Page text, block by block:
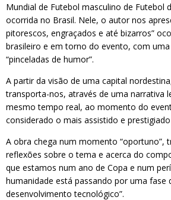
Mundial de Futebol masculino de Futebol
ocorrida no Brasil. Nele, o autor nos
pitorescos, engraçados e até bizarros”
brasileiro e em torno do evento, com uma
“pinceladas de humor”.
A partir da visão de uma capital
transporta-nos, através de uma narrativa
mesmo tempo real, ao momento do
considerado o mais assistido e
A obra chega num momento “oportuno”,
reflexões sobre o tema e acerca do
que estamos num ano de Copa e num
humanidade está passando por uma fase
desenvolvimento tecnológico”.